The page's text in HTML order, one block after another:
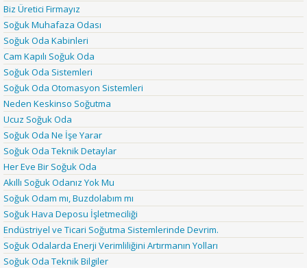
Biz Üretici Firmayız
Soğuk Muhafaza Odası
Soğuk Oda Kabinleri
Cam Kapılı Soğuk Oda
Soğuk Oda Sistemleri
Soğuk Oda Otomasyon Sistemleri
Neden Keskinso Soğutma
Ucuz Soğuk Oda
Soğuk Oda Ne İşe Yarar
Soğuk Oda Teknik Detaylar
Her Eve Bir Soğuk Oda
Akıllı Soğuk Odanız Yok Mu
Soğuk Odam mı, Buzdolabım mı
Soğuk Hava Deposu İşletmeciliği
Endüstriyel ve Ticari Soğutma Sistemlerinde Devrim.
Soğuk Odalarda Enerji Verimliliğini Artırmanın Yolları
Soğuk Oda Teknik Bilgiler